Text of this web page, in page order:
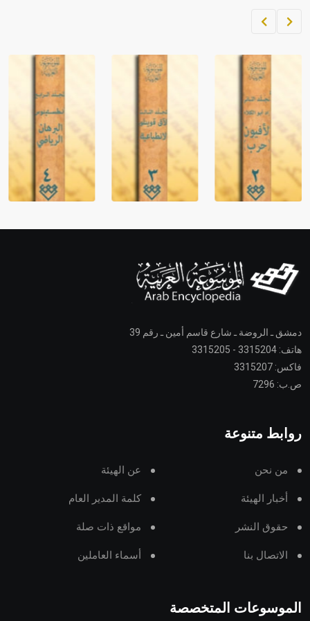
دمشق ـ الروضة ـ شارع قاسم أمين ـ رقم 39
هاتف: 3315204 - 3315205
فاكس: 3315207
ص.ب: 7296
روابط متنوعة
من نحن عن الهيئة
أخبار الهيئة كلمة المدير العام
حقوق النشر مواقع ذات صلة
الاتصال بنا أسماء العاملين
الموسوعات المتخصصة